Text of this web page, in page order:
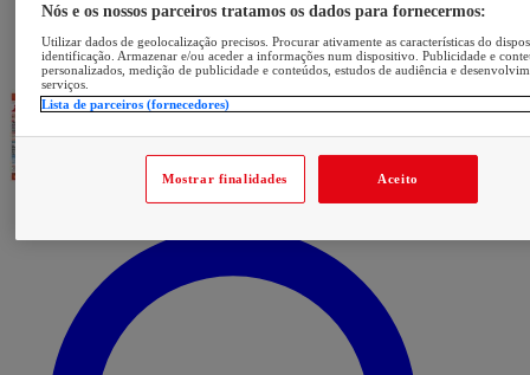
Nós e os nossos parceiros tratamos os dados para fornecermos:
Utilizar dados de geolocalização precisos. Procurar ativamente as características do
identificação. Armazenar e/ou aceder a informações num dispositivo. Publicidade e
personalizados, medição de publicidade e conteúdos, estudos de audiência e
serviços.
Lista de parceiros (fornecedores)
Mostrar finalidades Aceito